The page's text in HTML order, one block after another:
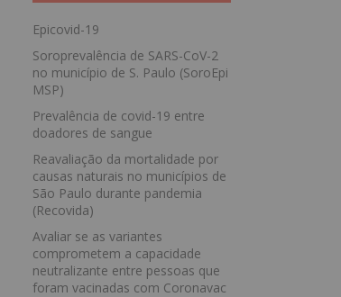
Epicovid-19
Soroprevalência de SARS-CoV-2
no município de S. Paulo (SoroEpi
MSP)
Prevalência de covid-19 entre
doadores de sangue
Reavaliação da mortalidade por
causas naturais no municípios de
São Paulo durante pandemia
(Recovida)
Avaliar se as variantes
comprometem a capacidade
neutralizante entre pessoas que
foram vacinadas com Coronavac